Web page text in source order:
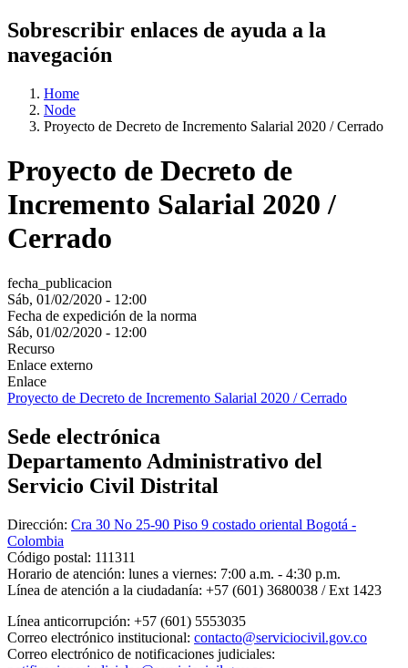
Sobrescribir enlaces de ayuda a la
navegación
Home
Node
Proyecto de Decreto de Incremento Salarial 2020 / Cerrado
Proyecto de Decreto de
Incremento Salarial 2020 /
Cerrado
fecha_publicacion
Sáb, 01/02/2020 - 12:00
Fecha de expedición de la norma
Sáb, 01/02/2020 - 12:00
Recurso
Enlace externo
Enlace
Proyecto de Decreto de Incremento Salarial 2020 / Cerrado
Sede electrónica
Departamento Administrativo del
Servicio Civil Distrital
Dirección: Cra 30 No 25-90 Piso 9 costado oriental Bogotá -
Colombia
Código postal: 111311
Horario de atención: lunes a viernes: 7:00 a.m. - 4:30 p.m.
Línea de atención a la ciudadanía: +57 (601) 3680038 / Ext 1423
Línea anticorrupción: +57 (601) 5553035
Correo electrónico institucional: contacto@serviciocivil.gov.co
Correo electrónico de notificaciones judiciales: